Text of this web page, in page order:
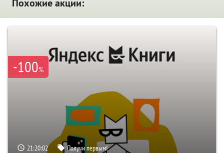
Похожие акции:
-100%
21:20:01 Получи первым!